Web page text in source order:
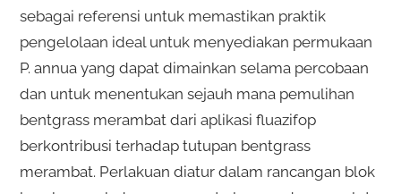
sebagai referensi untuk memastikan praktik
pengelolaan ideal untuk menyediakan permukaan
P. annua yang dapat dimainkan selama percobaan
dan untuk menentukan sejauh mana pemulihan
bentgrass merambat dari aplikasi fluazifop
berkontribusi terhadap tutupan bentgrass
merambat. Perlakuan diatur dalam rancangan blok